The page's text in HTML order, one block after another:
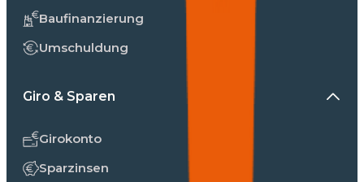
Baufinanzierung
Umschuldung
Giro & Sparen
Girokonto
Sparzinsen